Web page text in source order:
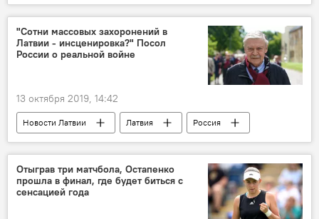
Радио Sputnik Латвия
русский язык
"Сотни массовых захоронений в
Латвии - инсценировка?" Посол
России о реальной войне
13 октября 2019, 14:42
Новости Латвии Латвия
Россия
Холокост
Дахау
Освенцим
посол
Отыграв три матчбола, Остапенко
прошла в финал, где будет биться с
сенсацией года